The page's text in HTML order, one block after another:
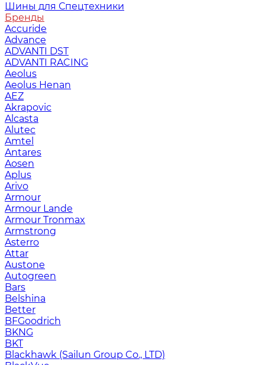
Шины для Спецтехники
Бренды
Accuride
Advance
ADVANTI DST
ADVANTI RACING
Aeolus
Aeolus Henan
AEZ
Akrapovic
Alcasta
Alutec
Amtel
Antares
Aosen
Aplus
Arivo
Armour
Armour Lande
Armour Tronmax
Armstrong
Asterro
Attar
Austone
Autogreen
Bars
Belshina
Better
BFGoodrich
BKNG
BKT
Blackhawk (Sailun Group Co., LTD)